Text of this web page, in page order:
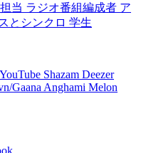
当 ラジオ番組編成者 ア
とシンクロ 学生
YouTube Shazam Deezer
Gaana Anghami Melon